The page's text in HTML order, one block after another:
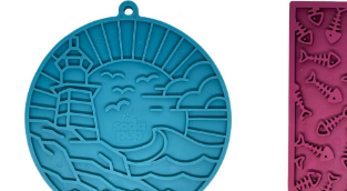
(22)
Jeux
d'interaction
(1)